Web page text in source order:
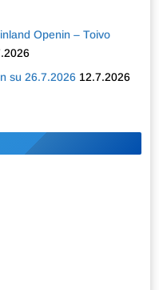
Openin – Toivo
su 26.7.2026 12.7.2026